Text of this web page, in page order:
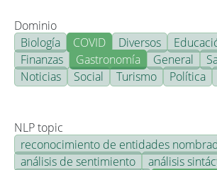
Dominio
Biología
COVID Diversos
Finanzas
Gastronomía General
Noticias
Social Turismo Política
NLP topic
reconocimiento de entidades
análisis de sentimiento
análisis